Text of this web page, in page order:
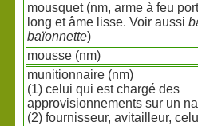
mousquet (nm, arme à feu
long et âme lisse. Voir aussi
baïonnette)
mousse (nm)
munitionnaire (nm)
(1) celui qui est chargé des
approvisionnements sur un
(2) fournisseur, avitailleur,